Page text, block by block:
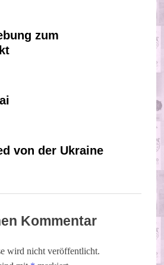
zum
von der Ukraine
Kommentar
wird nicht veröffentlicht.